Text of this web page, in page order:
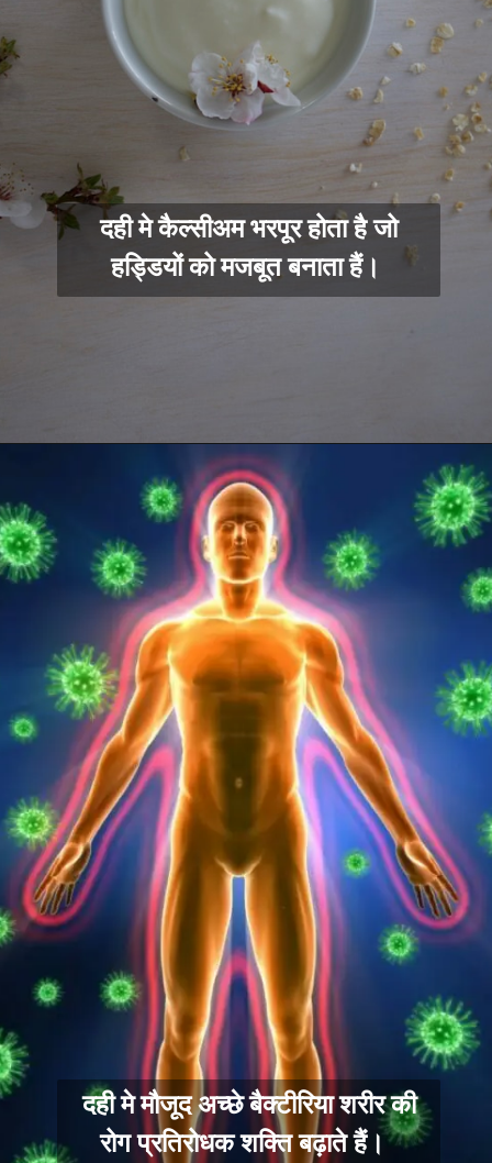
दही मे कैल्सीअम भरपूर होता है जो
हड्डियों को मजबूत बनाता हैं।
दही मे मौजूद अच्छे बैक्टीरिया शरीर की
रोग प्रतिरोधक शक्ति बढ़ाते हैं।